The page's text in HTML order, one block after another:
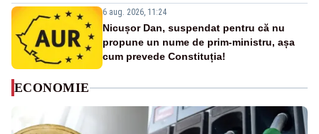
6 aug. 2026, 11:24
Nicușor Dan, suspendat pentru că nu
propune un nume de prim-ministru, așa
cum prevede Constituția!
ECONOMIE